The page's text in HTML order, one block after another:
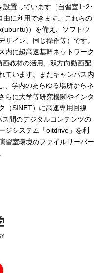
置しています（自習室1･2･
に利用できます。これらの
）を備え、ソフトウ
ザイン、同じ操作等）です。
内に超高速基幹ネットワーク
画教材の活用、双方向動画配
ています。またキャンパス内
、学内のあらゆる場所からネ
らに大学等研究機関やインタ
（SINET）に高速専用回線
ス間のデジタルコンテンツの
ジシステム「oitdrive」を利
習室環境のファイルサーバー